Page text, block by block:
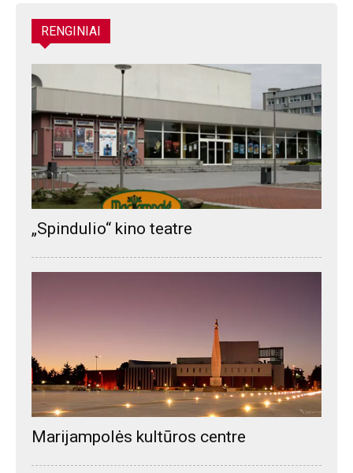
RENGINIAI
„Spindulio“ kino teatre
Marijampolės kultūros centre